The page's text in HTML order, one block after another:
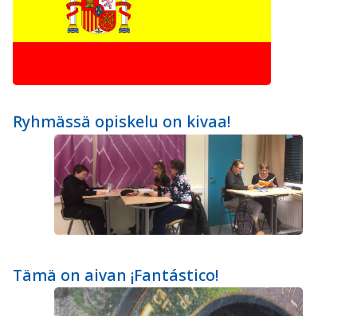
Ryhmässä opiskelu on kivaa!
Tämä on aivan ¡Fantástico!